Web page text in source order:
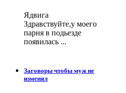
Ядвига
Здравствуйте,у моего
парня в подьезде
появилась ...
Заговоры чтобы муж не
изменял